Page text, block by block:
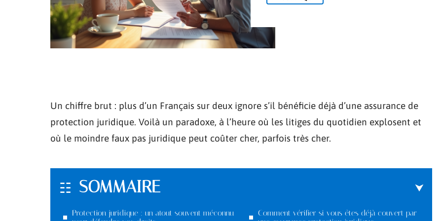
Un chiffre brut : plus d’un Français sur deux ignore s’il bénéficie déjà d’une assurance de
protection juridique. Voilà un paradoxe, à l’heure où les litiges du quotidien explosent et
où le moindre faux pas juridique peut coûter cher, parfois très cher.
SOMMAIRE
Protection juridique : un atout souvent méconnu
Comment vérifier si vous êtes déjà couvert par